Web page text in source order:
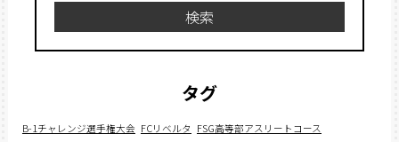
検索
タグ
B-1チャレンジ選手権大会 FCリベルタ FSG高等部アスリートコース